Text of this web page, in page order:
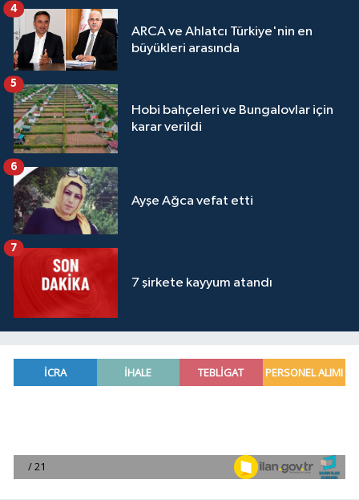
ARCA ve Ahlatcı Türkiye'nin en
büyükleri arasında
4
Hobi bahçeleri ve Bungalovlar için
karar verildi
5
Ayşe Ağca vefat etti
6
7 şirkete kayyum atandı
7